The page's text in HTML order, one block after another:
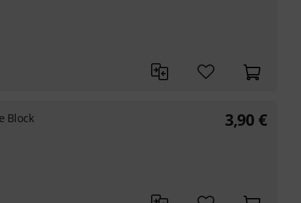
Block 3,90 €